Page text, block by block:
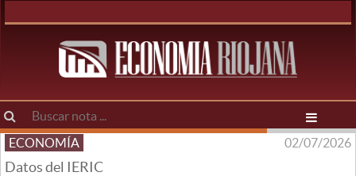
ECONOMÍA 02/07/2026
Datos del IERIC